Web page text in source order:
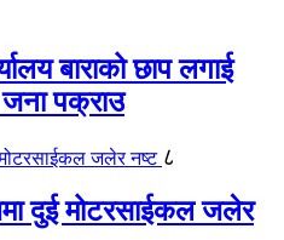
बाराको छाप लगाई
पक्राउ
८
दुई मोटरसाईकल जलेर